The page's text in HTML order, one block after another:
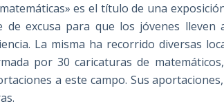
es el título de una
de excusa para que los jóvenes lleven
La misma ha recorrido diversas
por 30 caricaturas de
a este campo. Sus